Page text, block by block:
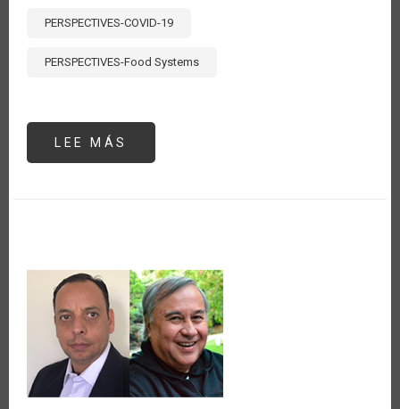
PERSPECTIVES-COVID-19
PERSPECTIVES-Food Systems
LEE MÁS
SECURITY